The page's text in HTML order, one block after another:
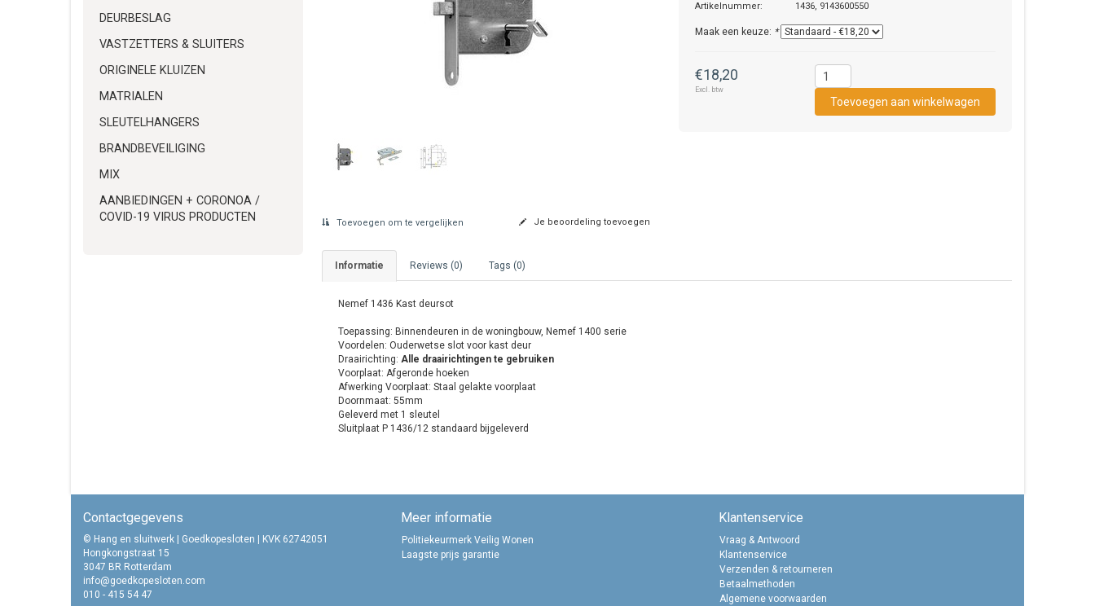
DEURBESLAG
VASTZETTERS & SLUITERS
ORIGINELE KLUIZEN
MATRIALEN
SLEUTELHANGERS
BRANDBEVEILIGING
MIX
AANBIEDINGEN + CORONOA /
COVID-19 VIRUS PRODUCTEN
Artikelnummer: 1436, 9143600550
Maak een keuze: *
€18,20
Excl. btw
Toevoegen om te vergelijken Je beoordeling toevoegen
Informatie Reviews (0) Tags (0)
Nemef 1436 Kast deursot
Toepassing: Binnendeuren in de woningbouw, Nemef 1400 serie
Voordelen: Ouderwetse slot voor kast deur
Draairichting: Alle draairichtingen te gebruiken
Voorplaat: Afgeronde hoeken
Afwerking Voorplaat: Staal gelakte voorplaat
Doornmaat: 55mm
Geleverd met 1 sleutel
Sluitplaat P 1436/12 standaard bijgeleverd
Contactgegevens
© Hang en sluitwerk | Goedkopesloten | KVK 62742051
Hongkongstraat 15
3047 BR Rotterdam
info@goedkopesloten.com
010 - 415 54 47
Meer informatie
Politiekeurmerk Veilig Wonen
Laagste prijs garantie
Klantenservice
Vraag & Antwoord
Klantenservice
Verzenden & retourneren
Betaalmethoden
Algemene voorwaarden